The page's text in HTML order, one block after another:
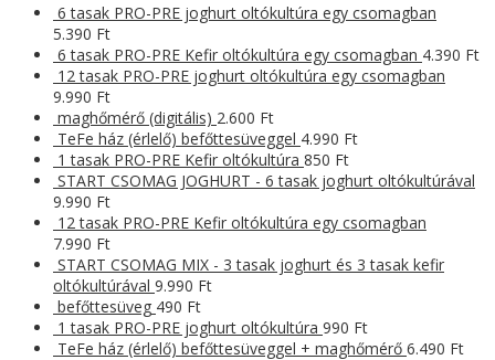
6 tasak PRO-PRE joghurt oltókultúra egy csomagban
5.390 Ft
6 tasak PRO-PRE Kefir oltókultúra egy csomagban 4.390 Ft
12 tasak PRO-PRE joghurt oltókultúra egy csomagban
9.990 Ft
maghőmérő (digitális) 2.600 Ft
TeFe ház (érlelő) befőttesüveggel 4.990 Ft
1 tasak PRO-PRE Kefir oltókultúra 850 Ft
START CSOMAG JOGHURT - 6 tasak joghurt oltókultúrával
9.990 Ft
12 tasak PRO-PRE Kefir oltókultúra egy csomagban
7.990 Ft
START CSOMAG MIX - 3 tasak joghurt és 3 tasak kefir
oltókultúrával 9.990 Ft
befőttesüveg 490 Ft
1 tasak PRO-PRE joghurt oltókultúra 990 Ft
TeFe ház (érlelő) befőttesüveggel + maghőmérő 6.490 Ft